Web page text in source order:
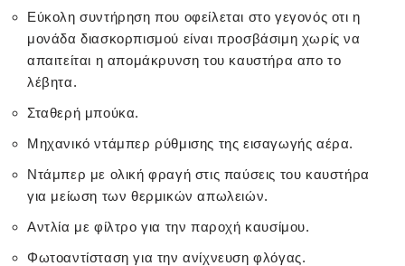
Εύκολη συντήρηση που οφείλεται στο γεγονός οτι η
μονάδα διασκορπισμού είναι προσβάσιμη χωρίς να
απαιτείται η απομάκρυνση του καυστήρα απο το
λέβητα.
Σταθερή μπούκα.
Μηχανικό ντάμπερ ρύθμισης της εισαγωγής αέρα.
Ντάμπερ με ολική φραγή στις παύσεις του καυστήρα
για μείωση των θερμικών απωλειών.
Αντλία με φίλτρο για την παροχή καυσίμου.
Φωτοαντίσταση για την ανίχνευση φλόγας.